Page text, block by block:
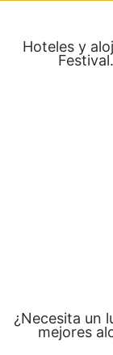
Hoteles y
¿Necesita un
mejores